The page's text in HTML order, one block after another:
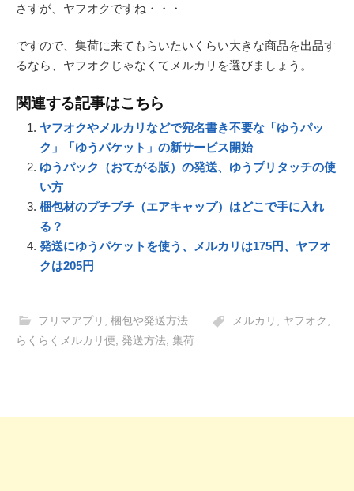
さすが、ヤフオクですね・・・
ですので、集荷に来てもらいたいくらい大きな商品を出品す
るなら、ヤフオクじゃなくてメルカリを選びましょう。
関連する記事はこちら
ヤフオクやメルカリなどで宛名書き不要な「ゆうパッ
ク」「ゆうパケット」の新サービス開始
ゆうパック（おてがる版）の発送、ゆうプリタッチの使
い方
梱包材のプチプチ（エアキャップ）はどこで手に入れ
る？
発送にゆうパケットを使う、メルカリは175円、ヤフオ
クは205円
フリマアプリ , 梱包や発送方法 メルカリ , ヤフオク,
らくらくメルカリ便 発送方法 集荷